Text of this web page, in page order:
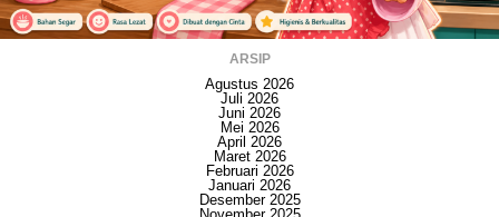
ARSIP
Agustus 2026
Juli 2026
Juni 2026
Mei 2026
April 2026
Maret 2026
Februari 2026
Januari 2026
Desember 2025